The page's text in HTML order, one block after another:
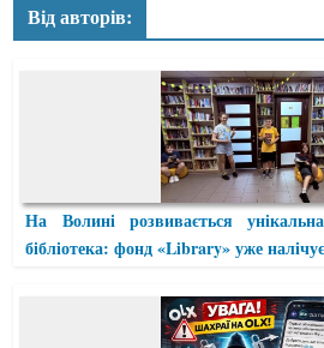
Від авторів:
На Волині розвивається
бібліотека: фонд «Library» уже